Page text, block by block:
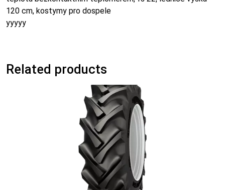
120 cm, kostymy pro dospele
yyyyy
Related products